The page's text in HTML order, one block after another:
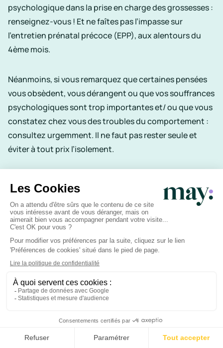
psychologique dans la prise en charge des grossesses:
renseignez-vous ! Et ne faîtes pas l’impasse sur
l’entretien prénatal précoce (EPP), aux alentours du
4ème mois.
Néanmoins, si vous remarquez que certaines pensées
vous obsèdent, vous dérangent ou que vossouffrances
psychologiques sont trop importantes et/ ou que vous
constatez chez vous destroubles du comportement :
consultez urgemment. Il ne faut pas rester seule et
éviter à tout prix l’isolement.
Les différentes
étapes
psychologiquesde la
grossesse
On dit que le cerveau d’une femme enceinte se
transforme tout autant que son corps. Eh oui ! Votre
mental évolue, tout au long de la grossesse et à mesure
que votre bébé grandit ?
Si, au premier trimestre, le stress se concentre autour